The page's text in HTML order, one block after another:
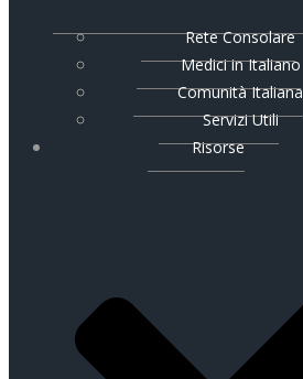
Rete Consolare
Medici in Italiano
Comunità Italiana
Servizi Utili
Risorse